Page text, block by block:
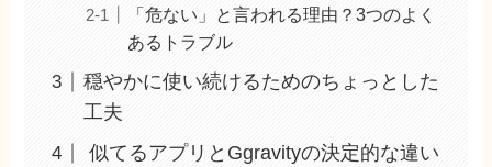
「危ない」と言われる理由？3つのよく
あるトラブル
穏やかに使い続けるためのちょっとした
工夫
似てるアプリとGgravityの決定的な違い